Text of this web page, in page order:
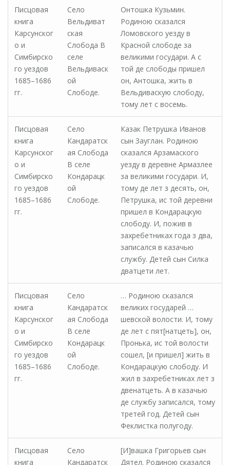
Писцовая
книга
Карсунског
о и
Симбирско
го уездов
1685–1686
гг.
Село
Вельдиват
ская
Слобода В
селе
Вельдиваск
ой
Слободе.
Онтошка Кузьмин.
Родиною сказался
Ломовского уезду в
Красной слободе за
великими государи. А с
той де слободы пришел
он, Антошка, жить в
Вельдиваскую слободу,
тому лет с восемь.
Писцовая
книга
Карсунског
о и
Симбирско
го уездов
1685–1686
гг.
Село
Кандаратск
ая Слобода
В селе
Кондарацк
ой
Слободе.
Казак Петрушка Иванов
сын Зауглан. Родиною
сказался Арзамаского
уезду в деревне Армазлее
за великими государи. И,
тому де лет з десять, он,
Петрушка, ис той деревни
пришел в Кондарацкую
слободу. И, пожив в
захребетниках года з два,
записался в казачью
службу. Детей сын Силка
дватцети лет.
Писцовая
книга
Карсунског
о и
Симбирско
го уездов
1685–1686
гг.
Село
Кандаратск
ая Слобода
В селе
Кондарацк
ой
Слободе.
… Родиною сказался
великих государей …
шевской волости. И, тому
де лет с пят[натцеть], он,
Пронька, ис той волости
сошел, [и пришел] жить в
Кондарацкую слободу. И
жил в захребетниках лет з
двенатцеть. А в казачью
де службу записался, тому
третей год. Детей сын
Феклистка полугоду.
Писцовая
книга
Село
Кандаратск
[И]вашка Григорьев сын
Дятел. Родиною сказался